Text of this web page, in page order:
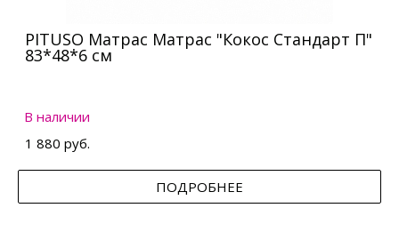
PITUSO Матрас Матрас "Кокос Стандарт П"
83*48*6 см
В наличии
1 880 руб.
ПОДРОБНЕЕ